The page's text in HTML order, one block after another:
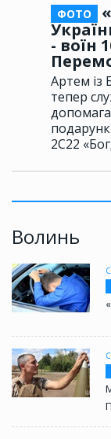
ФОТО
- воїн
Артем із
тепер
2С22
Волинь